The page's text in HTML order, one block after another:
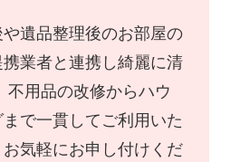
遺品整理後のお部屋の
業者と連携し綺麗に清
不用品の改修からハウ
で一貫してご利用いた
気軽にお申し付けくだ